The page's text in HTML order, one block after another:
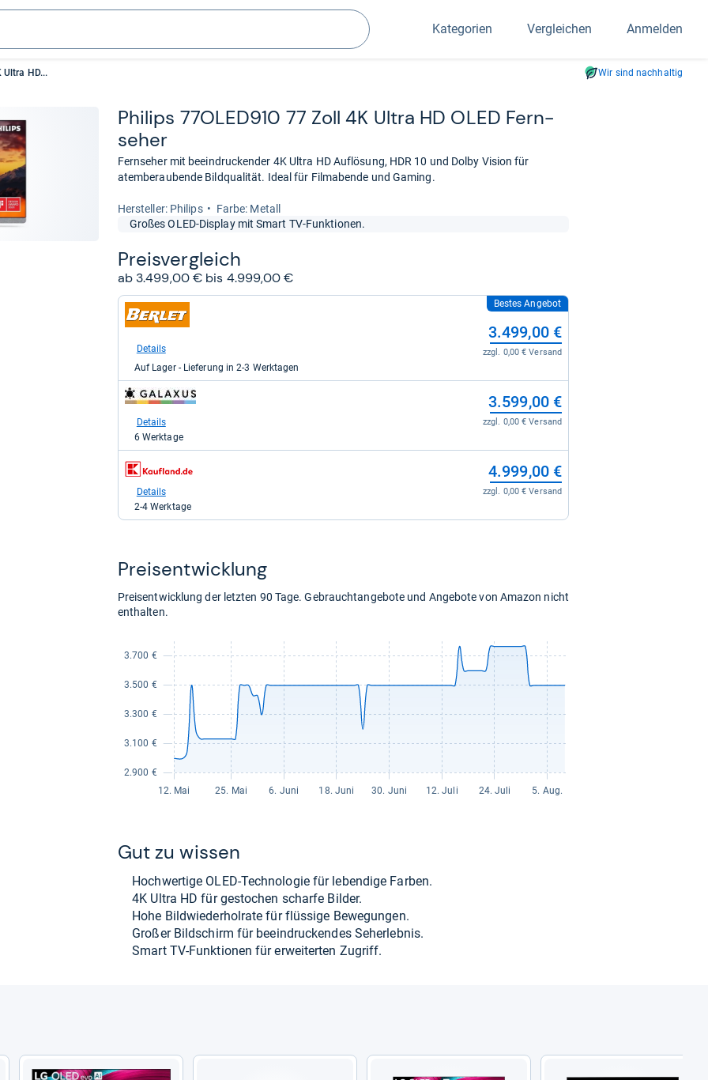
Suchen
Kategorien Vergleichen Anmelden
Ultra HD... Wir sind nachhaltig
Phi­lips 77OLED910 77 Zoll 4K Ultra HD OLED Fern­
se­her
Fernseher mit beeindruckender 4K Ultra HD Auflösung, HDR 10 und Dolby Vision für
atemberaubende Bildqualität. Ideal für Filmabende und Gaming.
Her­stel­ler: Philips
Farbe: Metall
Großes OLED-Display mit Smart TV-Funktionen.
Preis­ver­gleich
ab 3.499,00 € bis 4.999,00 €
zum
Shop:
Berlet.de
3.499,00
kaufen.
Bestes Angebot
3.499,00 €
zzgl. 0,00 € Versand
Details
Auf Lager - Lieferung in 2-3 Werktagen
zum
Shop:
galaxus
für
kaufen.
3.599,00 €
zzgl. 0,00 € Versand
Details
6 Werktage
zum
Shop:
Kaufland
für
4.999,00 €
zzgl. 0,00 € Versand
Details
2-4 Werktage
Preis­ent­wick­lung
Preisentwicklung der letzten 90 Tage. Gebrauchtangebote und Angebote von Amazon nicht
enthalten.
Gut zu wis­sen
Hoch­wer­tige OLED-​Tech­no­lo­gie für leben­dige Far­ben.
4K Ultra HD für gesto­chen scharfe Bil­der.
Hohe Bild­wie­der­hol­rate für flüs­sige Bewe­gun­gen.
Großer Bild­schirm für beein­dru­cken­des Seher­leb­nis.
Smart TV-​Funk­tio­nen für erwei­ter­ten Zugriff.